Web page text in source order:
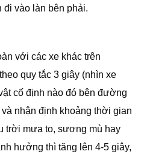
vào làn bên phải.
với các xe khác trên
quy tắc 3 giây (nhìn xe
cố định nào đó bên đường
nhận định khoảng thời gian
trời mưa to, sương mù hay
hưởng thì tăng lên 4-5 giây,